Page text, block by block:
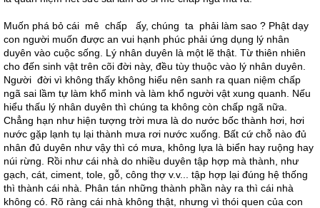
Muốn phá bỏ cái mê chấp ấy, chúng ta phải làm sao ? Phật dạy
con người muốn được an vui hạnh phúc phải ứng dụng lý nhân
duyên vào cuộc sống. Lý nhân duyên là một lẽ thật. Từ thiên nhiên
cho đến sinh vật trên cõi đời này, đều tùy thuộc vào lý nhân duyên.
Người đời vì không thấy không hiểu nên sanh ra quan niệm chấp
ngã sai lầm tự làm khổ mình và làm khổ người vật xung quanh. Nếu
hiểu thấu lý nhân duyên thì chúng ta không còn chấp ngã nữa.
Chẳng hạn như hiện tượng trời mưa là do nước bốc thành hơi, hơi
nước gặp lạnh tụ lại thành mưa rơi nước xuống. Bất cứ chỗ nào đủ
nhân đủ duyên như vậy thì có mưa, không lựa là biển hay ruộng hay
núi rừng. Rồi như cái nhà do nhiều duyên tập hợp mà thành, như
gạch, cát, ciment, tole, gỗ, công thợ v.v... tập hợp lại đúng hệ thống
thì thành cái nhà. Phân tán những thành phần này ra thì cái nhà
không có. Rõ ràng cái nhà không thật, nhưng vì thói quen của con